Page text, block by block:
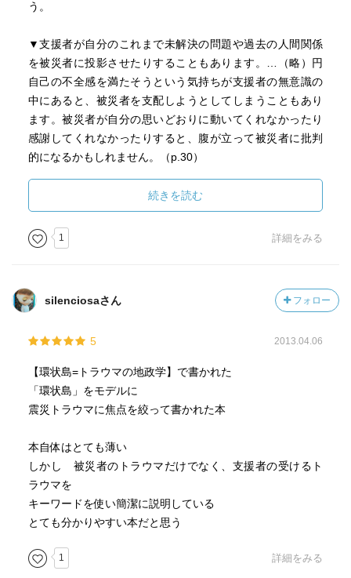
う。
▼支援者が自分のこれまで未解決の問題や過去の人間関係
を被災者に投影させたりすることもあります。…（略）円
自己の不全感を満たそうという気持ちが支援者の無意識の
中にあると、被災者を支配しようとしてしまうこともあり
ます。被災者が自分の思いどおりに動いてくれなかったり
感謝してくれなかったりすると、腹が立って被災者に批判
的になるかもしれません。（p.30）
宮地さんが大学でトラウマの授業をするときに必ず見せる
という二つの写真。
イラクのアブグレイブ刑務所で米軍によって行われた拷問
で、「フードをかぶせられ、小さな箱の上に立たされ、手
前で猟犬が吠えている」という写真。コードには電気が通
っていなかったし、犬は噛みつかない、そんなことに怯え
刑"は有名な拷問の手法であると。
▼暴力が「未遂」であれば、結果的には「無事」で「無
傷」に見えます。けれど、どうなるかわからない状況に長
は大きくなります。…（略）…
「無傷」「無事」というのは結果論です。身体的傷や物
局何もなかったんやろ？と、そういうようなことを自分自
身が悪意なく言ってしまいそうだと思った。そして、そう
続きを読む
1 詳細をみる
silenciosaさん フォロー
5 2013.04.06
【環状島=トラウマの地政学】で書かれた
「環状島」をモデルに
震災トラウマに焦点を絞って書かれた本
本自体はとても薄い
しかし 被災者のトラウマだけでなく、支援者の受けるト
ラウマを
キーワードを使い簡潔に説明している
とても分かりやすい本だと思う
1 詳細をみる